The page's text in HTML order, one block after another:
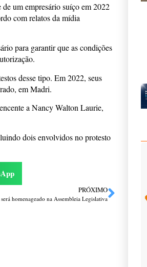
um empresário suíço em 2022
com relatos da mídia
para garantir que as condições
desse tipo. Em 2022, seus
em Madri.
a Nancy Walton Laurie,
dois envolvidos no protesto
PRÓXIMO
homenageado na Assembleia Legislativa